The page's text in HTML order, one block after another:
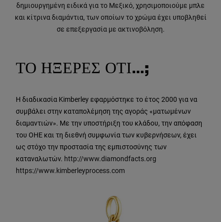
δημιουργημένη ειδικά για το Μεξικό, χρησιμοποιούμε μπλε
και κίτρινα διαμάντια, των οποίων το χρώμα έχει υποβληθεί
σε επεξεργασία με ακτινοβόληση.
ΤΟ ΗΞΕΡΕΣ ΟΤΙ…;
Η διαδικασία Kimberley εφαρμόστηκε το έτος 2000 για να
συμβάλει στην καταπολέμηση της αγοράς «ματωμένων
διαμαντιών». Με την υποστήριξη του κλάδου, την απόφαση
του ΟΗΕ και τη διεθνή συμφωνία των κυβερνήσεων, έχει
ως στόχο την προστασία της εμπιστοσύνης των
καταναλωτών. http://www.diamondfacts.org
https://www.kimberleyprocess.com